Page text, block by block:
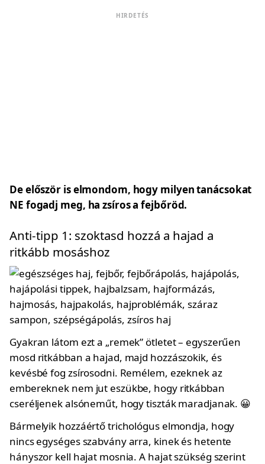
HIRDETÉS
De először is elmondom, hogy milyen tanácsokat
NE fogadj meg, ha zsíros a fejbőröd.
Anti-tipp 1: szoktasd hozzá a hajad a
ritkább mosáshoz
Gyakran látom ezt a „remek” ötletet – egyszerűen
mosd ritkábban a hajad, majd hozzászokik, és
kevésbé fog zsírosodni. Remélem, ezeknek az
embereknek nem jut eszükbe, hogy ritkábban
cseréljenek alsóneműt, hogy tiszták maradjanak. 😀
Bármelyik hozzáértő trichológus elmondja, hogy
nincs egységes szabvány arra, kinek és hetente
hányszor kell hajat mosnia. A hajat szükség szerint